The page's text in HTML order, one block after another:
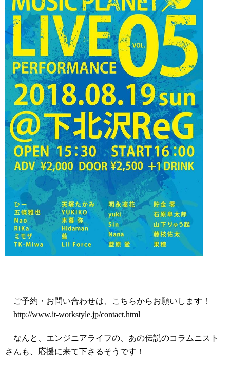
ご予約・お問い合わせは、こちらからお願いします！
http://www.it-workstyle.jp/contact.html
なんと、エンジニアライフの、あの伝説のコラムニスト
さんも、応援に来て下さるそうです！